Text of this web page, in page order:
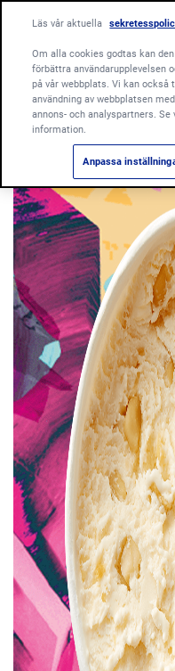
Läs vår aktuella
Om alla cookies godtas kan
förbättra användarupplevelsen
på vår webbplats. Vi kan
användning av webbplatsen
annons- och analyspartners. Se
information.
Anpassa